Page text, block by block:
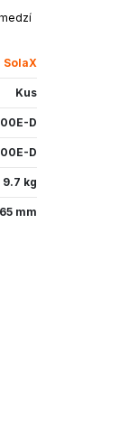
SolaX
Kus
D
D
9.7 kg
mm